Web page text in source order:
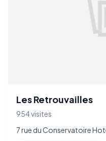
Les Retrouvailles
954 visites
7 rue du Conservatoire